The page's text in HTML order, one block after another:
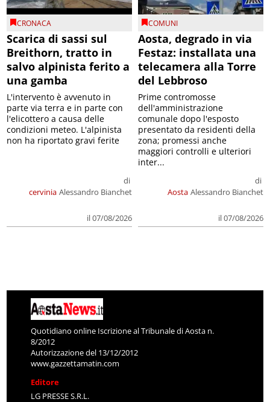
CRONACA
Scarica di sassi sul
Breithorn, tratto in
salvo alpinista ferito a
una gamba
cervinia
di
Alessandro Bianchet
il 07/08/2026
L'intervento è avvenuto in
parte via terra e in parte con
l'elicottero a causa delle
condizioni meteo. L'alpinista
non ha riportato gravi ferite
COMUNI
Aosta, degrado in via
Festaz: installata una
telecamera alla Torre
del Lebbroso
Aosta
di
Alessandro Bianchet
il 07/08/2026
Prime contromosse
dell'amministrazione
comunale dopo l'esposto
presentato da residenti della
zona; promessi anche
maggiori controlli e ulteriori
inter...
Quotidiano online Iscrizione al Tribunale di Aosta n.
8/2012
Autorizzazione del 13/12/2012
www.gazzettamatin.com
Editore
LG PRESSE S.R.L.